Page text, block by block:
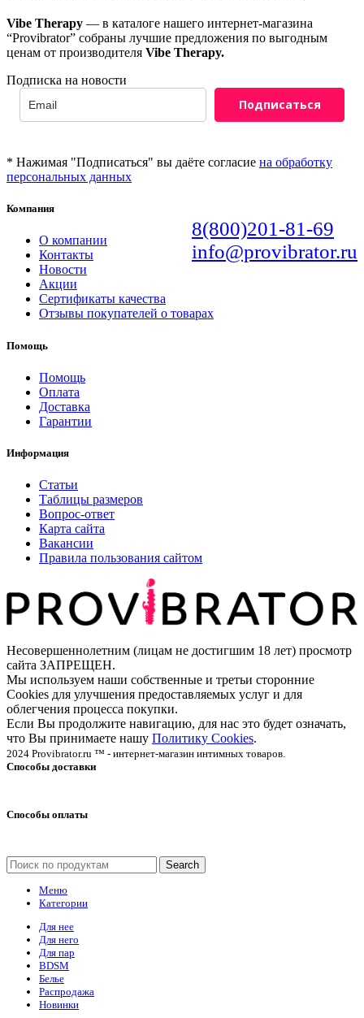
Vibe Therapy — в каталоге нашего интернет-магазина
“Provibrator” собраны лучшие предложения по выгодным
ценам от производителя Vibe Therapy.
Подписка на новости
Подписаться
* Нажимая "Подписаться" вы даёте согласие на обработку
персональных данных
8(800)201-81-69
info@provibrator.ru
Компания
О компании
Контакты
Новости
Акции
Сертификаты качества
Отзывы покупателей о товарах
Помощь
Помощь
Оплата
Доставка
Гарантии
Информация
Статьи
Таблицы размеров
Вопрос-ответ
Карта сайта
Вакансии
Правила пользования сайтом
Несовершеннолетним (лицам не достигшим 18 лет) просмотр
сайта ЗАПРЕЩЕН.
Мы используем наши собственные и третьи сторонние
Cookies для улучшения предоставляемых услуг и для
облегчения процесса покупки.
Если Вы продолжите навигацию, для нас это будет означать,
что Вы принимаете нашу Политику Cookies.
2024 Provibrator.ru ™ - интернет-магазин интимных товаров.
Способы доставки
Способы оплаты
Search
Меню
Категории
Для нее
Для него
Для пар
BDSM
Белье
Распродажа
Новинки